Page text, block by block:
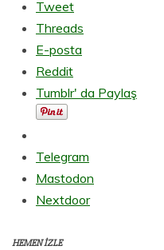
Tweet
Threads
E-posta
Reddit
Tumblr' da Paylaş
Telegram
Mastodon
Nextdoor
HEMEN İZLE